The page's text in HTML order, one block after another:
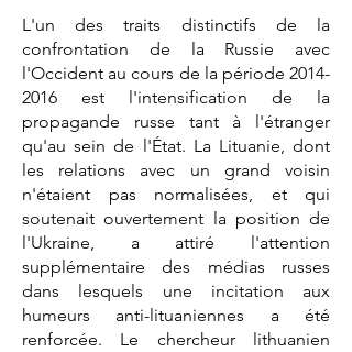
L'un des traits distinctifs de la
confrontation de la Russie avec
l'Occident au cours de la période 2014-
2016 est l'intensification de la
propagande russe tant à l'étranger
qu'au sein de l'État. La Lituanie, dont
les relations avec un grand voisin
n'étaient pas normalisées, et qui
soutenait ouvertement la position de
l'Ukraine, a attiré l'attention
supplémentaire des médias russes
dans lesquels une incitation aux
humeurs anti-lituaniennes a été
renforcée. Le chercheur lithuanien